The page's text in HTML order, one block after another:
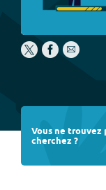
Vous ne trouvez
cherchez ?